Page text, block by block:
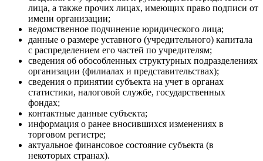
лица, а также прочих лицах, имеющих право подписи от
имени организации;
ведомственное подчинение юридического лица;
данные о размере уставного (учредительного) капитала
с распределением его частей по учредителям;
сведения об обособленных структурных подразделениях
организации (филиалах и представительствах);
сведения о принятии субъекта на учет в органах
статистики, налоговой службе, государственных
фондах;
контактные данные субъекта;
информация о ранее вносившихся изменениях в
торговом регистре;
актуальное финансовое состояние субъекта (в
некоторых странах).